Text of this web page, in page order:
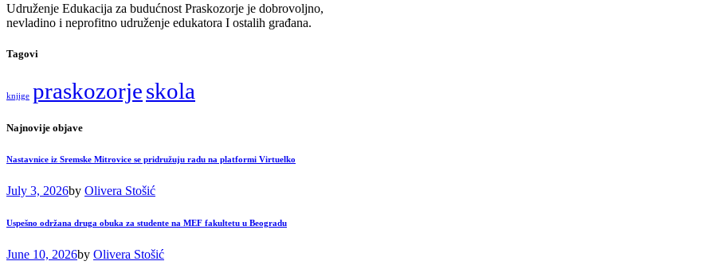
Udruženje Edukacija za budućnost Praskozorje je dobrovoljno,
nevladino i neprofitno udruženje edukatora I ostalih građana.
Tagovi
knjige praskozorjeskola
Najnovije objave
Nastavnice iz Sremske Mitrovice se pridružuju radu na platformi Virtuelko
July 3, 2026by Olivera Stošić
Uspešno održana druga obuka za studente na MEF fakultetu u Beogradu
June 10, 2026by Olivera Stošić